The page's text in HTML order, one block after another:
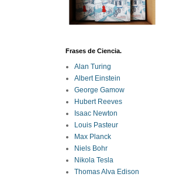
Frases de Ciencia.
Alan Turing
Albert Einstein
George Gamow
Hubert Reeves
Isaac Newton
Louis Pasteur
Max Planck
Niels Bohr
Nikola Tesla
Thomas Alva Edison